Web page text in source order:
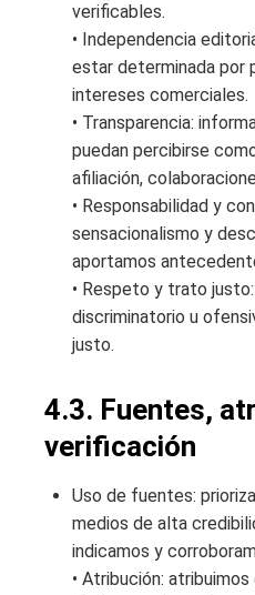
verificables.
• Independencia
estar determinada por
intereses comerciales.
• Transparencia:
puedan percibirse
afiliación,
• Responsabilidad y
sensacionalismo y
aportamos
• Respeto y trato
discriminatorio u
justo.
4.3. Fuentes,
verificación
Uso de fuentes:
medios de alta
indicamos y
• Atribución: